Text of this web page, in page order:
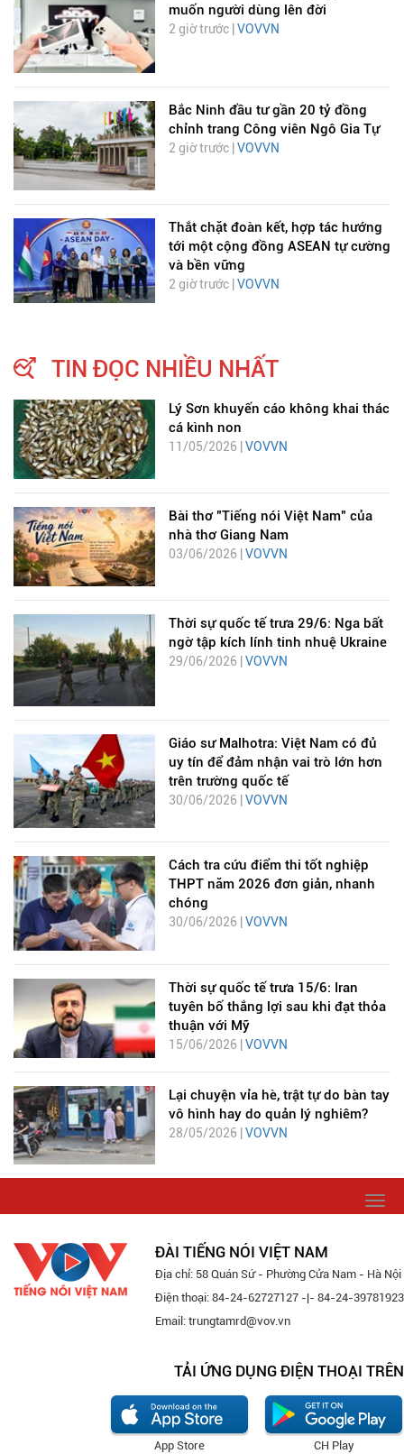
muốn người dùng lên đời
2 giờ trước | VOVVN
Bắc Ninh đầu tư gần 20 tỷ đồng
chỉnh trang Công viên Ngô Gia Tự
2 giờ trước | VOVVN
Thắt chặt đoàn kết, hợp tác hướng
tới một cộng đồng ASEAN tự cường
và bền vững
2 giờ trước | VOVVN
TIN ĐỌC NHIỀU NHẤT
Lý Sơn khuyến cáo không khai thác
cá kình non
11/05/2026 | VOVVN
Bài thơ "Tiếng nói Việt Nam" của
nhà thơ Giang Nam
03/06/2026 | VOVVN
Thời sự quốc tế trưa 29/6: Nga bất
ngờ tập kích lính tinh nhuệ Ukraine
29/06/2026 | VOVVN
Giáo sư Malhotra: Việt Nam có đủ
uy tín để đảm nhận vai trò lớn hơn
trên trường quốc tế
30/06/2026 | VOVVN
Cách tra cứu điểm thi tốt nghiệp
THPT năm 2026 đơn giản, nhanh
chóng
30/06/2026 | VOVVN
Thời sự quốc tế trưa 15/6: Iran
tuyên bố thắng lợi sau khi đạt thỏa
thuận với Mỹ
15/06/2026 | VOVVN
Lại chuyện vỉa hè, trật tự do bàn tay
vô hình hay do quản lý nghiêm?
28/05/2026 |VOVVN
ĐÀI TIẾNG NÓI VIỆT NAM
Địa chỉ: 58 Quán Sứ - Phường Cửa Nam - Hà Nội
Điện thoại: 84-24-62727127 -|- 84-24-39781923
Email: trungtamrd@vov.vn
TẢI ỨNG DỤNG ĐIỆN THOẠI TRÊN
CH Play
App Store